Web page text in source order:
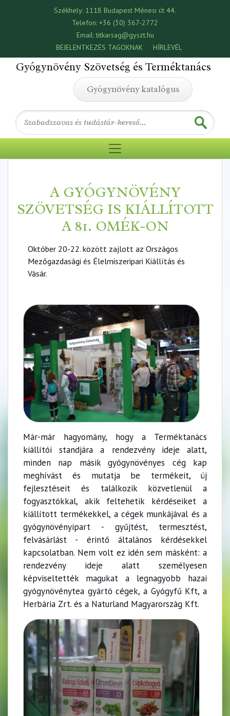
Székhely: 1118 Budapest Ménesi út 44.
Telefon: +36 (30) 367-2772
Email:titkarsag@gyszt.hu
BEJELENTKEZÉS TAGOKNAK
HÍRLEVÉL
Gyógynövény Szövetség és Terméktanács
Gyógynövény katalógus
A GYÓGYNÖVÉNY
SZÖVETSÉG IS KIÁLLÍTOTT
A 81. OMÉK-ON
Október 20-22. között zajlott az Országos
Mezőgazdasági és Élelmiszeripari Kiállítás és
Vásár.
Már-már hagyomány, hogy a Terméktanács
kiállítói standjára a rendezvény ideje alatt,
minden nap másik gyógynövényes cég kap
meghívást és mutatja be termékeit, új
fejlesztéseit és találkozik közvetlenül a
fogyasztókkal, akik feltehetik kérdéseiket a
kiállított termékekkel, a cégek munkájával és a
gyógynövényipart - gyűjtést, termesztést,
felvásárlást - érintő általános kérdésekkel
kapcsolatban. Nem volt ez idén sem másként: a
rendezvény ideje alatt személyesen
képviseltették magukat a legnagyobb hazai
gyógynövénytea gyártó cégek, a Gyógyfű Kft, a
Herbária Zrt. és a Naturland Magyarország Kft.